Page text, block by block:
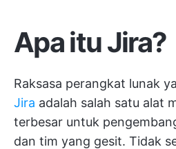
Apa itu Jira?
Raksasa perangkat lunak
Jira adalah salah satu alat
terbesar untuk
dan tim yang gesit. Tidak